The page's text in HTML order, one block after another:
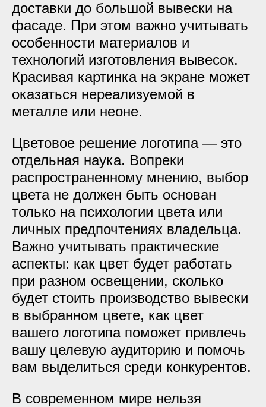
доставки до большой вывески на
фасаде. При этом важно учитывать
особенности материалов и
технологий изготовления вывесок.
Красивая картинка на экране может
оказаться нереализуемой в
металле или неоне.
Цветовое решение логотипа — это
отдельная наука. Вопреки
распространенному мнению, выбор
цвета не должен быть основан
только на психологии цвета или
личных предпочтениях владельца.
Важно учитывать практические
аспекты: как цвет будет работать
при разном освещении, сколько
будет стоить производство вывески
в выбранном цвете, как цвет
вашего логотипа поможет привлечь
вашу целевую аудиторию и помочь
вам выделиться среди конкурентов.
В современном мире нельзя